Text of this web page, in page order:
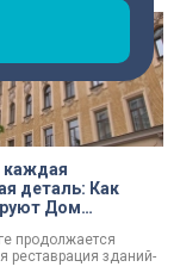
из дома на улице
выдавая
приятеля.
каждая
деталь: Как
Дом
на улице
продолжается
реставрация зданий-